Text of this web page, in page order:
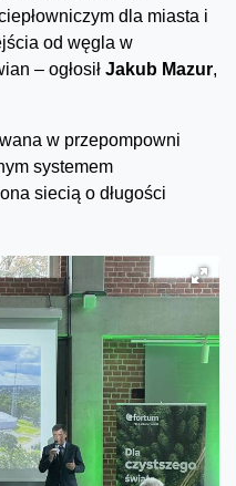
dla miasta i
od węgla w
– ogłosił Jakub Mazur,
w przepompowni
systemem
siecią o długości